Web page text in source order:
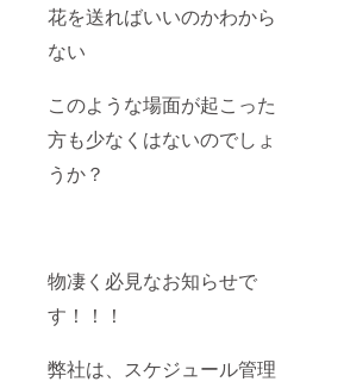
花を送ればいいのかわから
ない
このような場面が起こった
方も少なくはないのでしょ
うか？
物凄く必見なお知らせで
す！！！
弊社は、スケジュール管理